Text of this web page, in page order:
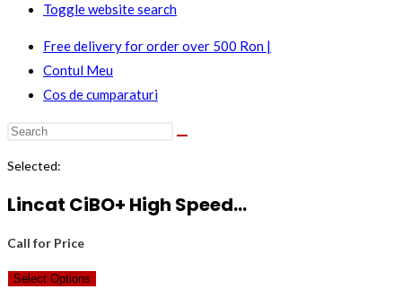
Toggle website search
Free delivery for order over 500 Ron |
Contul Meu
Cos de cumparaturi
Selected:
Lincat CiBO+ High Speed…
Call for Price
Select Options